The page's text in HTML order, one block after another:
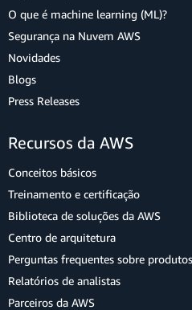
O que é machine learning (ML)?
Segurança na Nuvem AWS
Novidades
Blogs
Press Releases
Recursos da AWS
Conceitos básicos
Treinamento e certificação
Biblioteca de soluções da AWS
Centro de arquitetura
Perguntas frequentes sobre
Relatórios de analistas
Parceiros da AWS